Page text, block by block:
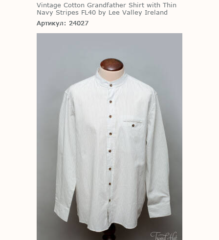
Vintage Cotton Grandfather Shirt with Thin
Navy Stripes FL40 by Lee Valley Ireland
Артикул: 24027